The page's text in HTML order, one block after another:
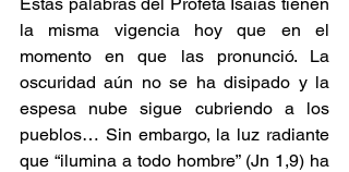
la misma vigencia hoy que en el
momento en que las pronunció. La
oscuridad aún no se ha disipado y la
espesa nube sigue cubriendo a los
pueblos… Sin embargo, la luz radiante
que “ilumina a todo hombre” (Jn 1,9) ha